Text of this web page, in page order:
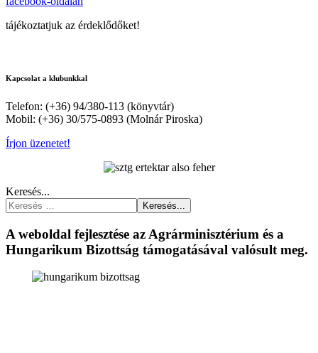
tájékoztatjuk az érdeklődőket!
Kapcsolat a klubunkkal
Telefon: (+36) 94/380-113 (könyvtár)
Mobil: (+36) 30/575-0893 (Molnár Piroska)
Írjon üzenetet!
Keresés...
Keresés...
A weboldal fejlesztése az Agrárminisztérium és a
Hungarikum Bizottság támogatásával valósult meg.